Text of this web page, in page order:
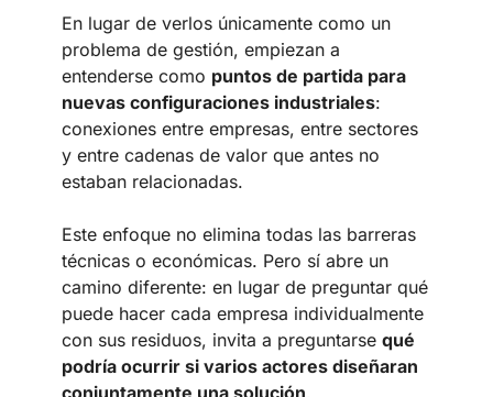
En lugar de verlos únicamente como un
problema de gestión, empiezan a
entenderse como puntos de partida para
nuevas configuraciones industriales:
conexiones entre empresas, entre sectores
y entre cadenas de valor que antes no
estaban relacionadas.
Este enfoque no elimina todas las barreras
técnicas o económicas. Pero sí abre un
camino diferente: en lugar de preguntar qué
puede hacer cada empresa individualmente
con sus residuos, invita a preguntarse qué
podría ocurrir si varios actores diseñaran